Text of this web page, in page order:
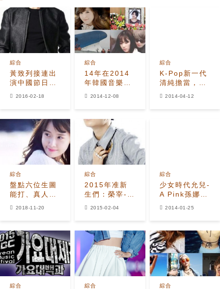
黃致列接連出
演中國節日晚
綜合
2016-02-18
14年在2014
年韓國音樂產
綜合
2014-12-08
K-Pop新一代
清純擔當，誰
綜合
2014-04-12
盤點六位生圖
能打、真人與
綜合
2018-11-20
2015年准新
生們：榮宰-昭
綜合
2015-02-04
少女時代允兒-
A Pink孫娜恩
綜合
2014-01-25
綜合 綜合 綜合